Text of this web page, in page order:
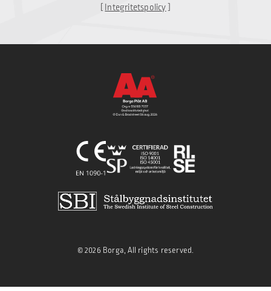
[Integritetspolicy]
© 2026 Borga, All rights reserved.